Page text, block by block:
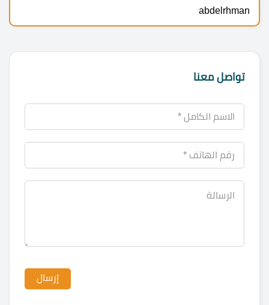
abdelrhman
تواصل معنا